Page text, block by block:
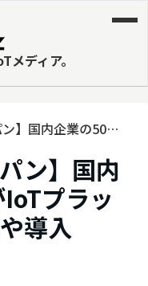
メディア。
】国内企業の50％
ン】国内
プラッ
導入